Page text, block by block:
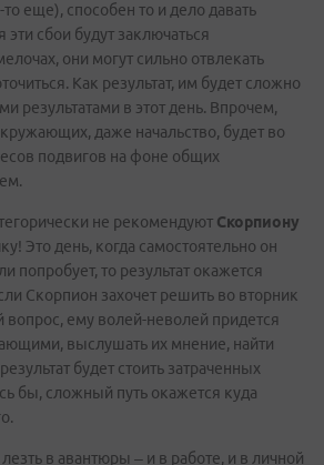
то еще), способен то и дело давать
сбои будут заключаться
они могут сильно отвлекать
Как результат, им будет сложно
результатами в этот день. Впрочем,
даже начальство, будет во
подвигов на фоне общих
не рекомендуют Скорпиону
Это день, когда самостоятельно он
попробует, то результат окажется
Скорпион захочет решить во вторник
ему волей-неволей придется
выслушать их мнение, найти
будет стоить затраченных
бы, сложный путь окажется куда
в авантюры – и в работе, и в личной